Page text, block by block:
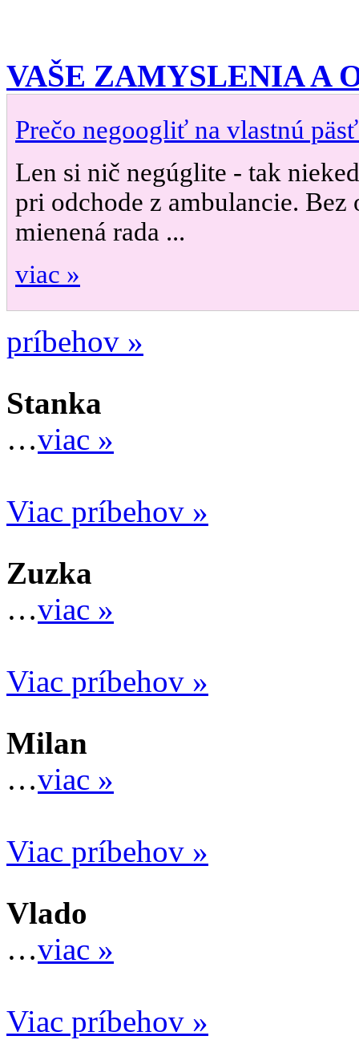
VAŠE ZAMYSLENIA A
Prečo negoogliť na vlastnú
Len si nič negúglite - tak
pri odchode z ambulancie.
mienená rada ...
viac »
príbehov »
Stanka
…viac »
Viac príbehov »
Zuzka
…viac »
Viac príbehov »
Milan
…viac »
Viac príbehov »
Vlado
…viac »
Viac príbehov »